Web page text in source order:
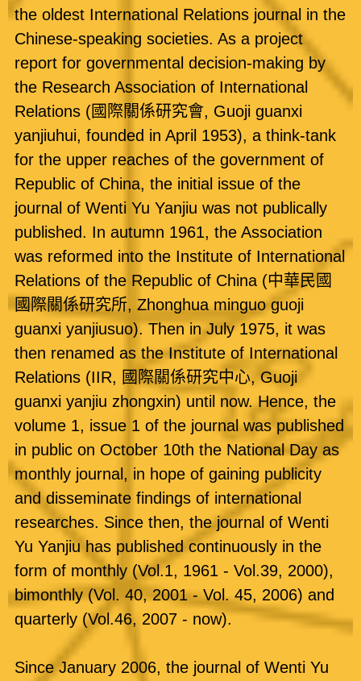
the oldest International Relations journal in the
Chinese-speaking societies. As a project
report for governmental decision-making by
the Research Association of International
Relations (國際關係研究會, Guoji guanxi
yanjiuhui, founded in April 1953), a think-tank
for the upper reaches of the government of
Republic of China, the initial issue of the
journal of Wenti Yu Yanjiu was not publically
published. In autumn 1961, the Association
was reformed into the Institute of International
Relations of the Republic of China (中華民國
國際關係研究所, Zhonghua minguo guoji
guanxi yanjiusuo). Then in July 1975, it was
then renamed as the Institute of International
Relations (IIR, 國際關係研究中心, Guoji
guanxi yanjiu zhongxin) until now. Hence, the
volume 1, issue 1 of the journal was published
in public on October 10th the National Day as
monthly journal, in hope of gaining publicity
and disseminate findings of international
researches. Since then, the journal of Wenti
Yu Yanjiu has published continuously in the
form of monthly (Vol.1, 1961 - Vol.39, 2000),
bimonthly (Vol. 40, 2001 - Vol. 45, 2006) and
quarterly (Vol.46, 2007 - now).
Since January 2006, the journal of Wenti Yu